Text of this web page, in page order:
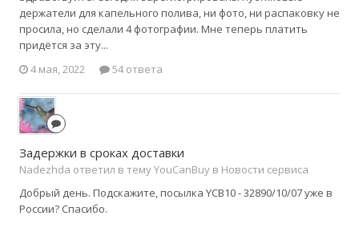
держатели для капельного полива, ни фото, ни распаковку не
просила, но сделали 4 фотографии. Мне теперь платить
придётся за эту...
4 мая, 2022
54 ответа
Задержки в сроках доставки
Nadezhda ответил в тему YouCanBuy в Новости сервиса
Добрый день. Подскажите, посылка YCB10 - 32890/10/07 уже в
России? Спасибо.